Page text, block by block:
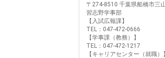
〒274-8510 千葉県船橋市三
習志野学事部
【入試広報課】
TEL：047-472-0666
【学事課（教務）】
TEL：047-472-1217
【キャリアセンター（就職）】